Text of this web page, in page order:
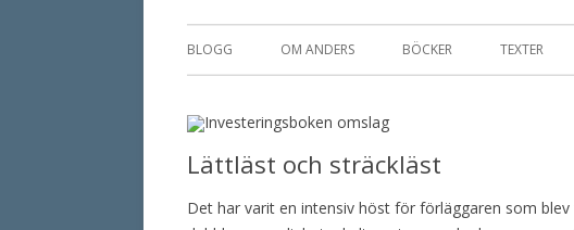
Anders Ström
BLOGG OM ANDERS BÖCKER TEXTER
Lättläst och sträckläst
Det har varit en intensiv höst för förläggaren som